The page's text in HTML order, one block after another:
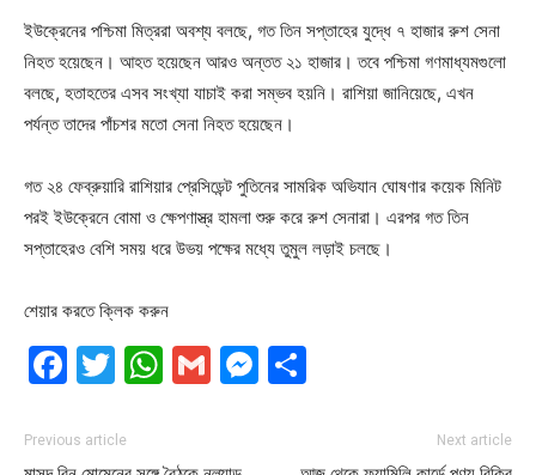
ইউক্রেনের পশ্চিমা মিত্ররা অবশ্য বলছে, গত তিন সপ্তাহের যুদ্ধে ৭ হাজার রুশ সেনা
নিহত হয়েছেন। আহত হয়েছেন আরও অন্তত ২১ হাজার। তবে পশ্চিমা গণমাধ্যমগুলো
বলছে, হতাহতের এসব সংখ্যা যাচাই করা সম্ভব হয়নি। রাশিয়া জানিয়েছে, এখন
পর্যন্ত তাদের পাঁচশর মতো সেনা নিহত হয়েছেন।
গত ২৪ ফেব্রুয়ারি রাশিয়ার প্রেসিডেন্ট পুতিনের সামরিক অভিযান ঘোষণার কয়েক মিনিট
পরই ইউক্রেনে বোমা ও ক্ষেপণাস্ত্র হামলা শুরু করে রুশ সেনারা। এরপর গত তিন
সপ্তাহেরও বেশি সময় ধরে উভয় পক্ষের মধ্যে তুমুল লড়াই চলছে।
শেয়ার করতে ক্লিক করুন
Facebook
Twitter
WhatsApp
GmailMessenger
Previous article Next article